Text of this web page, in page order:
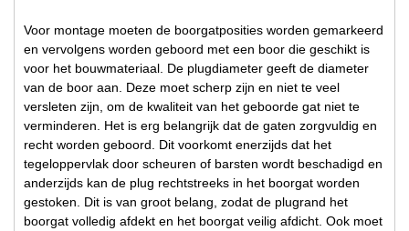
Voor montage moeten de boorgatposities worden gemarkeerd
en vervolgens worden geboord met een boor die geschikt is
voor het bouwmateriaal. De plugdiameter geeft de diameter
van de boor aan. Deze moet scherp zijn en niet te veel
versleten zijn, om de kwaliteit van het geboorde gat niet te
verminderen. Het is erg belangrijk dat de gaten zorgvuldig en
recht worden geboord. Dit voorkomt enerzijds dat het
tegeloppervlak door scheuren of barsten wordt beschadigd en
anderzijds kan de plug rechtstreeks in het boorgat worden
gestoken. Dit is van groot belang, zodat de plugrand het
boorgat volledig afdekt en het boorgat veilig afdicht. Ook moet